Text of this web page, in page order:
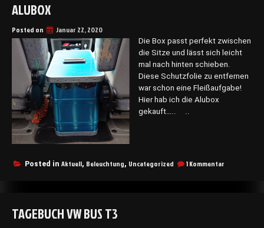
ALUBOX
Posted on Januar 22, 2020
Die Box passt perfekt zwischen
die Sitze und lässt sich leicht
mal nach hinten schieben.
Diese Schutzfolie zu entfernen
war schon eine Fleißaufgabe!
Hier hab ich die Alubox
gekauft….. ..
Posted in Aktuell, Beleuchtung, Uncategorized 1 Kommentar
TAGEBUCH VW BUS T3